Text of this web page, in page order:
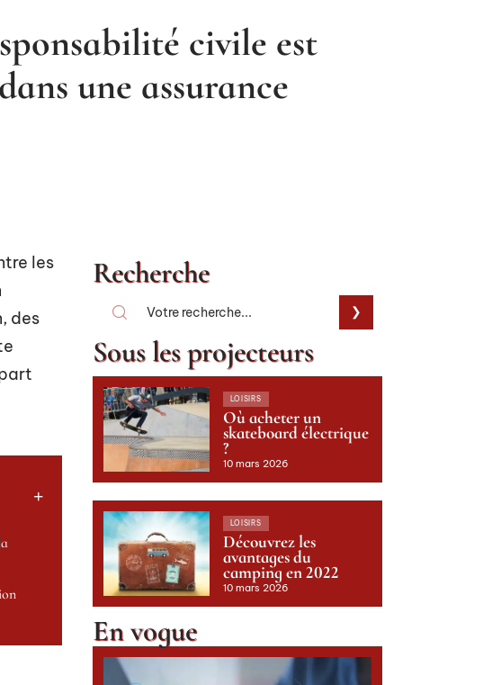
civile est
une assurance
les
des
Recherche
Sous les projecteurs
LOISIRS
Où acheter un
skateboard électrique
?
10 mars 2026
LOISIRS
Découvrez les
avantages du
camping en 2022
10 mars 2026
En vogue